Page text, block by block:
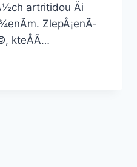
artritidou Äi
ZlepÅ¡enÃ­
kteÅÃ­…